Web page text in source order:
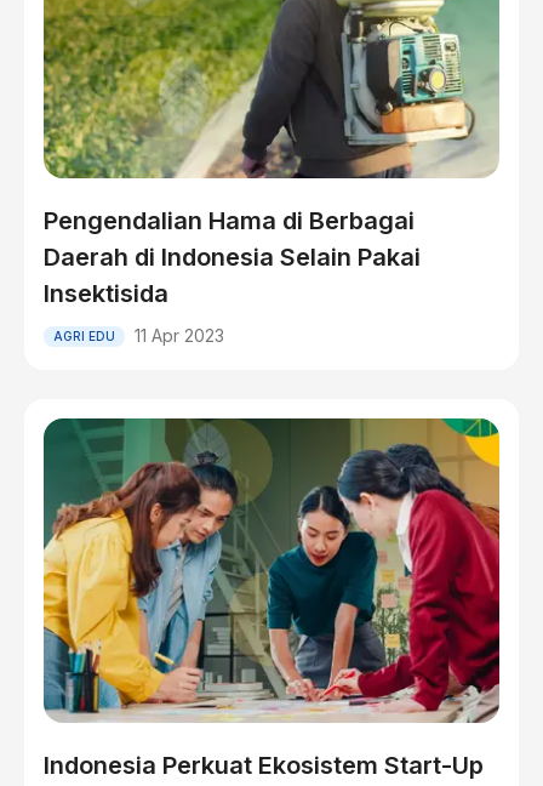
Pengendalian Hama di Berbagai
Daerah di Indonesia Selain Pakai
Insektisida
AGRI EDU 11 Apr 2023
Indonesia Perkuat Ekosistem Start-Up